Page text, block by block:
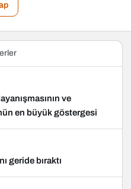
ve
en büyük göstergesi
geride bıraktı